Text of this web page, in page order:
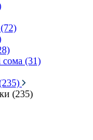
сома (31)
(235)